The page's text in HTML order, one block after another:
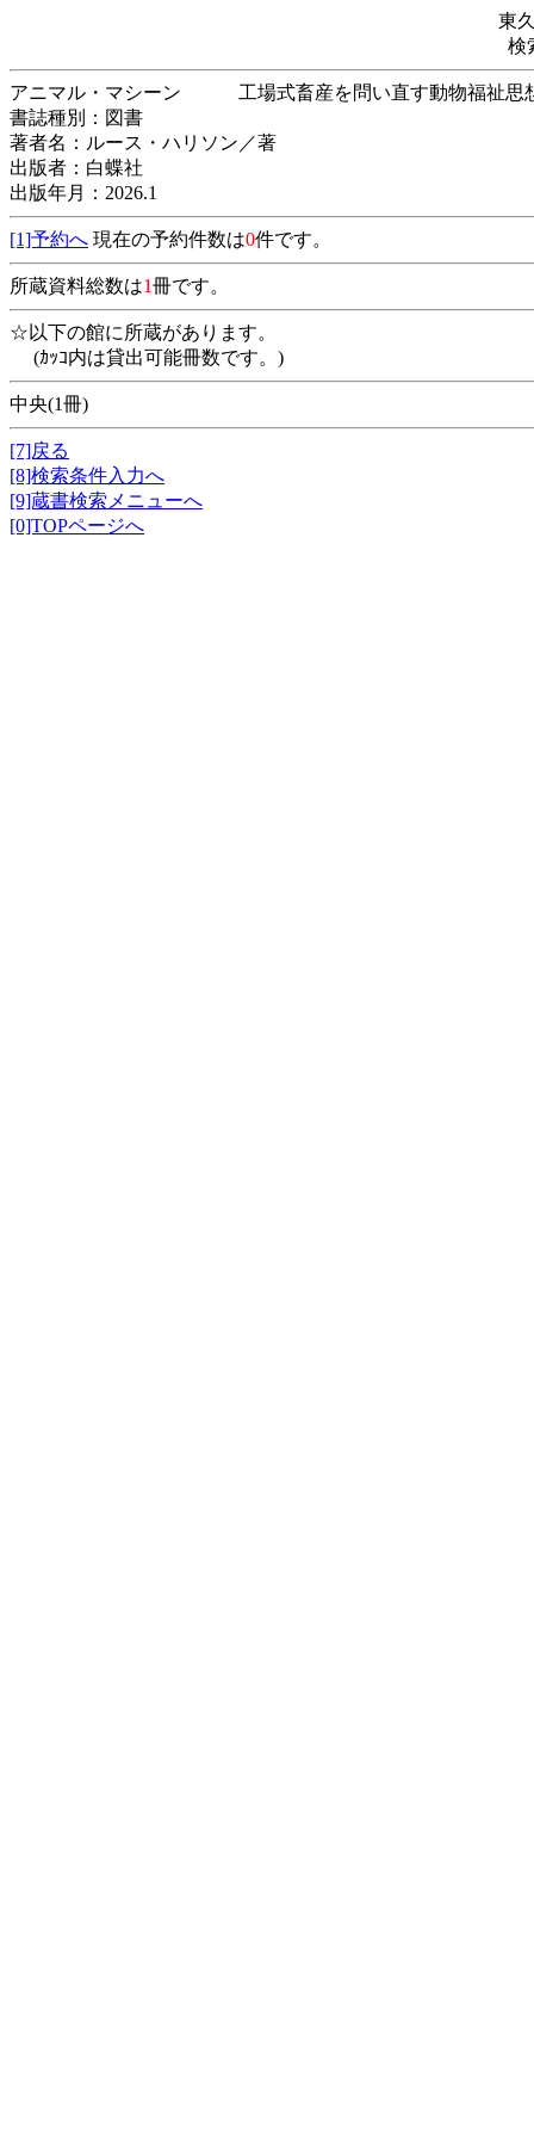
東
検
アニマル・マシーン 工場式畜産を問い直す
書誌種別：図書
著者名：ルース・ハリソン／著
出版者：白蝶社
出版年月：2026.1
[1]予約へ 現在の予約件数は0件です。
所蔵資料総数は1冊です。
☆以下の館に所蔵があります。
(ｶｯｺ内は貸出可能冊数です。)
中央(1冊)
[7]戻る
[8]検索条件入力へ
[9]蔵書検索メニューへ
[0]TOPページへ